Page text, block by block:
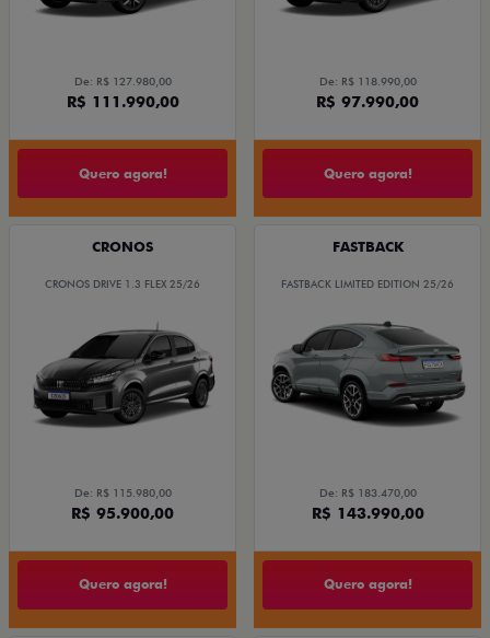
De: R$ 127.980,00
R$ 111.990,00
Quero agora!
De: R$ 118.990,00
R$ 97.990,00
Quero agora!
CRONOS
CRONOS DRIVE 1.3 FLEX 25/26
De: R$ 115.980,00
R$ 95.900,00
Quero agora!
FASTBACK
FASTBACK LIMITED EDITION 25/26
De: R$ 183.470,00
R$ 143.990,00
Quero agora!